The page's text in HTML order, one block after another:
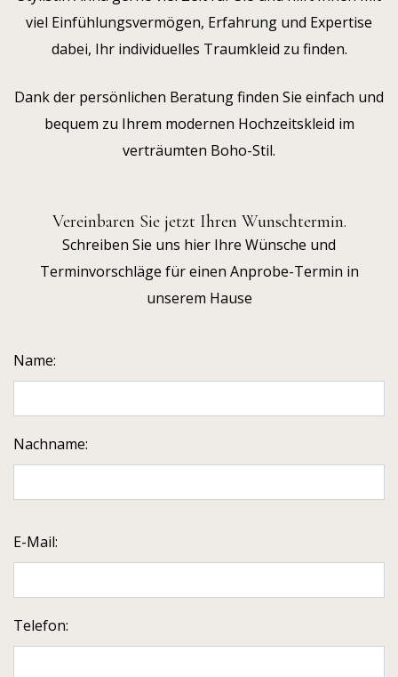
viel Einfühlungsvermögen, Erfahrung und Expertise
dabei, Ihr individuelles Traumkleid zu finden.
Dank der persönlichen Beratung finden Sie einfach und
bequem zu Ihrem modernen Hochzeitskleid im
verträumten Boho-Stil.
Vereinbaren Sie jetzt Ihren Wunschtermin.
Schreiben Sie uns hier Ihre Wünsche und
Terminvorschläge für einen Anprobe-Termin in
unserem Hause
Name:
Nachname:
E-Mail:
Telefon: